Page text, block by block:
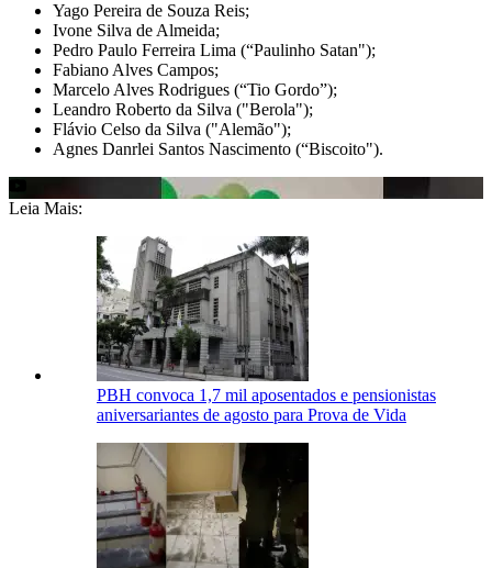
Yago Pereira de Souza Reis;
Ivone Silva de Almeida;
Pedro Paulo Ferreira Lima (“Paulinho Satan");
Fabiano Alves Campos;
Marcelo Alves Rodrigues (“Tio Gordo”);
Leandro Roberto da Silva ("Berola");
Flávio Celso da Silva ("Alemão");
Agnes Danrlei Santos Nascimento (“Biscoito").
Leia Mais:
PBH convoca 1,7 mil aposentados e pensionistas
aniversariantes de agosto para Prova de Vida